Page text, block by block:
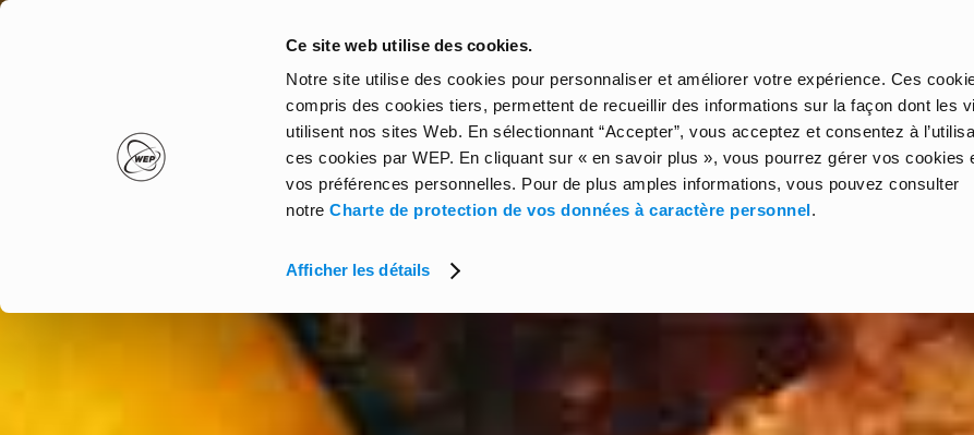
Ce site web utilise des cookies.
Notre site utilise des cookies pour personnaliser et améliorer votre expérience. Ces
compris des cookies tiers, permettent de recueillir des informations sur la façon dont les
utilisent nos sites Web. En sélectionnant “Accepter”, vous acceptez et consentez à
ces cookies par WEP. En cliquant sur « en savoir plus », vous pourrez gérer vos cookies
vos préférences personnelles. Pour de plus amples informations, vous pouvez consulter
notreCharte de protection de vos données à caractère personnel.
Afficher les détails
Skip